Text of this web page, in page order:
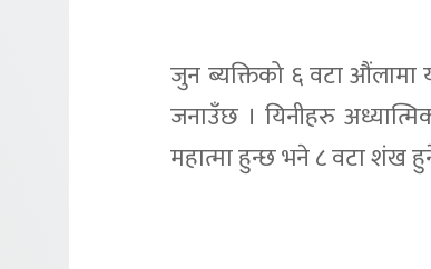
जुन ब्यक्तिको ६ वटा औंलामा
जनाउँछ । यिनीहरु
महात्मा हुन्छ भने ८ वटा शंख